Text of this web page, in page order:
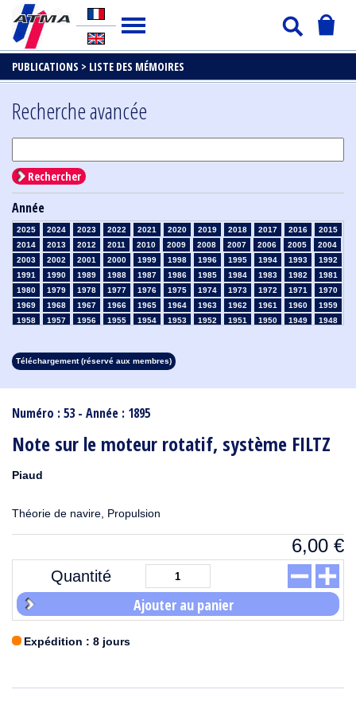
PUBLICATIONS > LISTE DES MÉMOIRES
Numéro : 53 - Année : 1895
Note sur le moteur rotatif, système FILTZ
Piaud
Théorie de navire, Propulsion
6,00 €
Quantité
Ajouter au panier
Expédition : 8 jours
Recherche avancée
Rechercher
Année
2025 2024 2023 2022 2021 2020 2019 2018 2017 2016
2015
2014
2013 2012 2011 2010 2009 2008 2007 2006 2005
2004
2003
2002 2001 2000 1999 1998 1996 1995 1994 1993
1992
1991
1990 1989 1988 1987 1986 1985 1984 1983 1982
1981
1980
1979 1978 1977 1976 1975 1974 1973 1972 1971
1970
1969
1968 1967 1966 1965 1964 1963 1962 1961 1960
1959
1958
1957 1956 1955 1954 1953 1952 1951 1950 1949
1948
1913
1912 1911 1910 1909 1908
Téléchargement (réservé aux membres)